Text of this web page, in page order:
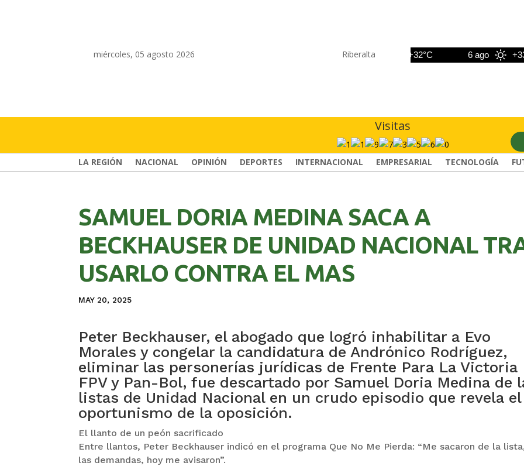
miércoles, 05 agosto 2026 Riberalta
5 ago +32°C 6 ago +33°C
Visitas
LA REGIÓN NACIONAL OPINIÓN DEPORTES INTERNACIONAL EMPRESARIAL TECNOLOGÍA
SAMUEL DORIA MEDINA SACA A
BECKHAUSER DE UNIDAD NACIONAL
USARLO CONTRA EL MAS
MAY 20, 2025
Peter Beckhauser, el abogado que logró inhabilitar a Evo
Morales y congelar la candidatura de Andrónico Rodríguez,
eliminar las personerías jurídicas de Frente Para La Victoria
FPV y Pan-Bol, fue descartado por Samuel Doria Medina de
listas de Unidad Nacional en un crudo episodio que revela el
oportunismo de la oposición.
El llanto de un peón sacrificado
Entre llantos, Peter Beckhauser indicó en el programa Que No Me Pierda: “Me sacaron de la
las demandas, hoy me avisaron”.